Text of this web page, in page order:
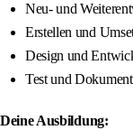
Neu- und
Erstellen und
Design und
Test und
Deine Ausbildung: